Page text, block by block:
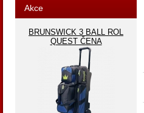
Akce
BRUNSWICK 3 BALL ROL
QUEST ČENA